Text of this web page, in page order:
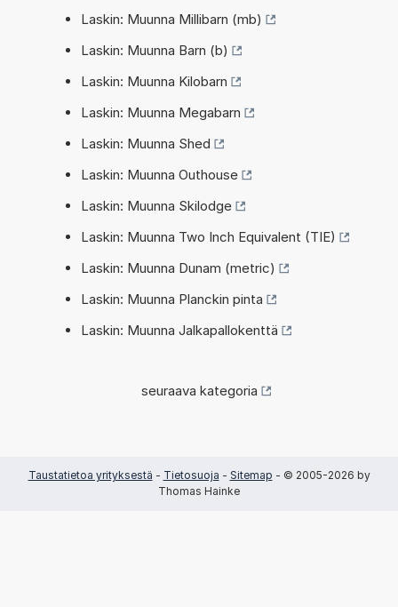
Laskin: Muunna Millibarn (mb)
Laskin: Muunna Barn (b)
Laskin: Muunna Kilobarn
Laskin: Muunna Megabarn
Laskin: Muunna Shed
Laskin: Muunna Outhouse
Laskin: Muunna Skilodge
Laskin: Muunna Two Inch Equivalent (TIE)
Laskin: Muunna Dunam (metric)
Laskin: Muunna Planckin pinta
Laskin: Muunna Jalkapallokenttä
seuraava kategoria
Taustatietoa yrityksestä - Tietosuoja - Sitemap - © 2005-2026 by
Thomas Hainke